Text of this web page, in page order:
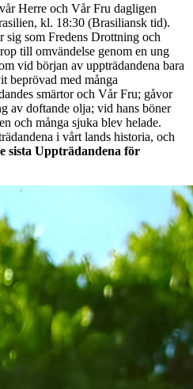
Herre och Vår Fru dagligen
kl. 18:30 (Brasiliansk tid).
sig som Fredens Drottning och
till omvändelse genom en ung
vid början av uppträdandena bara
beprövad med många
smärtor och Vår Fru; gåvor
av doftande olja; vid hans böner
och många sjuka blev helade.
i vårt lands historia, och
sista Uppträdandena för